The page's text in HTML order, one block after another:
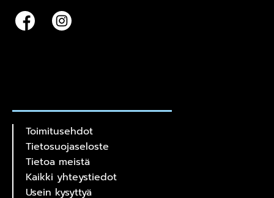
Toimitusehdot
Tietosuojaseloste
Tietoa meistä
Kaikki yhteystiedot
Usein kysyttyä